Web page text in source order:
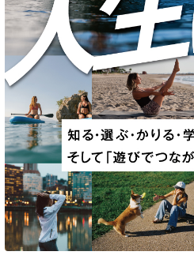
ストライダー/バイク/その他
スノーボードグッズ